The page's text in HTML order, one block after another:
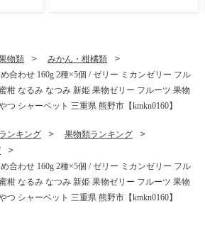
三
】
干し 健康食品 南高梅干し 三
重県 熊野市【frsn0031A】
物類
みかん・柑橘類
合わせ 160g 2種×5個 / ゼリー ミカンゼリー フル
柑 なるみ なつみ 新姫 果物ゼリー フルーツ 果物
つ シャーベット 三重県 熊野市【kmkn0160】
ランキング
果物類ランキング
合わせ 160g 2種×5個 / ゼリー ミカンゼリー フル
柑 なるみ なつみ 新姫 果物ゼリー フルーツ 果物
つ シャーベット 三重県 熊野市【kmkn0160】